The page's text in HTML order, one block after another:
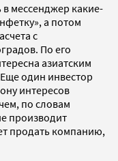
в мессенджер какие-
а потом
с
По его
азиатским
один инвестор
интересов
по словам
производит
продать компанию,